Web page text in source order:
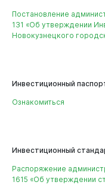
Бизнесу
Постановление
131 «Об утверждении
Новокузнецкого
Инвестиционный
Ознакомиться
Инвестиционный
Распоряжение
1615 «Об утверждении